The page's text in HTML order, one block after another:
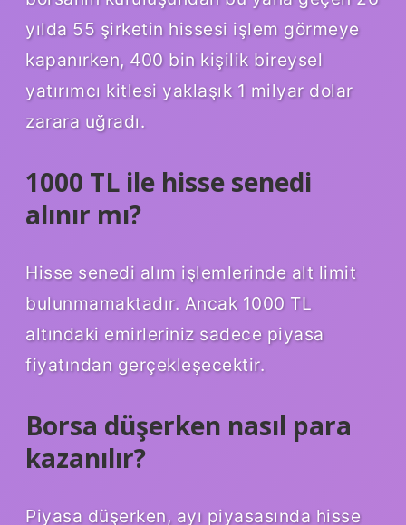
yılda 55 şirketin hissesi işlem görmeye
kapanırken, 400 bin kişilik bireysel
yatırımcı kitlesi yaklaşık 1 milyar dolar
zarara uğradı.
1000 TL ile hisse senedi
alınır mı?
Hisse senedi alım işlemlerinde alt limit
bulunmamaktadır. Ancak 1000 TL
altındaki emirleriniz sadece piyasa
fiyatından gerçekleşecektir.
Borsa düşerken nasıl para
kazanılır?
Piyasa düşerken, ayı piyasasında hisse